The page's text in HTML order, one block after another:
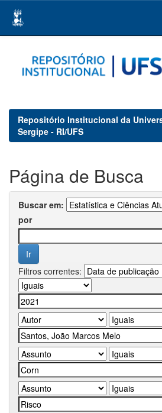
navigation
Repositório Institucional da
Sergipe - RI/UFS
Página de Busca
Buscar em:
por
Filtros correntes: